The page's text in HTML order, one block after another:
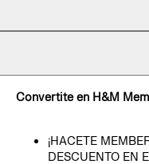
Convertite en H&M
¡HACETE
DESCUENTO EN